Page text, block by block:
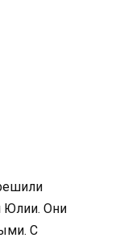
Юлии. Они
С